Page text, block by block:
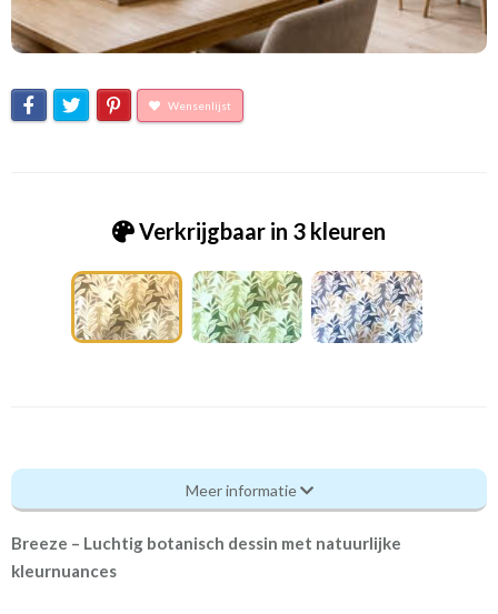
Wensenlijst
Verkrijgbaar in 3 kleuren
In_Nuvia 4923-29 nature - Breeze
Eigenschappen gordijnstof
Artikelnummer
In_Nuvia 4923-29 nature -
Meer informatie
Breeze – Luchtig botanisch dessin met natuurlijke
kleurnuances